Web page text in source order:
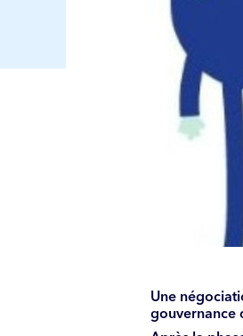
Une
gouvernance